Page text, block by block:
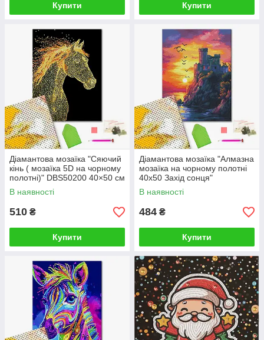
Купити Купити
Діамантова мозаїка "Сяючий
кінь ( мозаїка 5D на чорному
полотні)" DBS50200 40×50 см
В наявності
510 ₴
Купити
Діамантова мозаїка "Алмазна
мозаїка на чорному полотні
40х50 Захід сонця"
DBS54007 40×50 см
В наявності
484 ₴
Купити